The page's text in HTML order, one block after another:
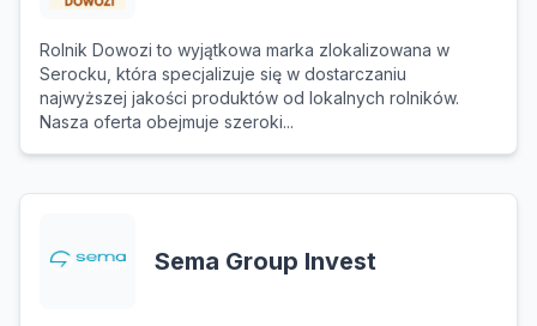
Rolnik Dowozi to wyjątkowa marka zlokalizowana w
Serocku, która specjalizuje się w dostarczaniu
najwyższej jakości produktów od lokalnych rolników.
Nasza oferta obejmuje szeroki...
Sema Group Invest